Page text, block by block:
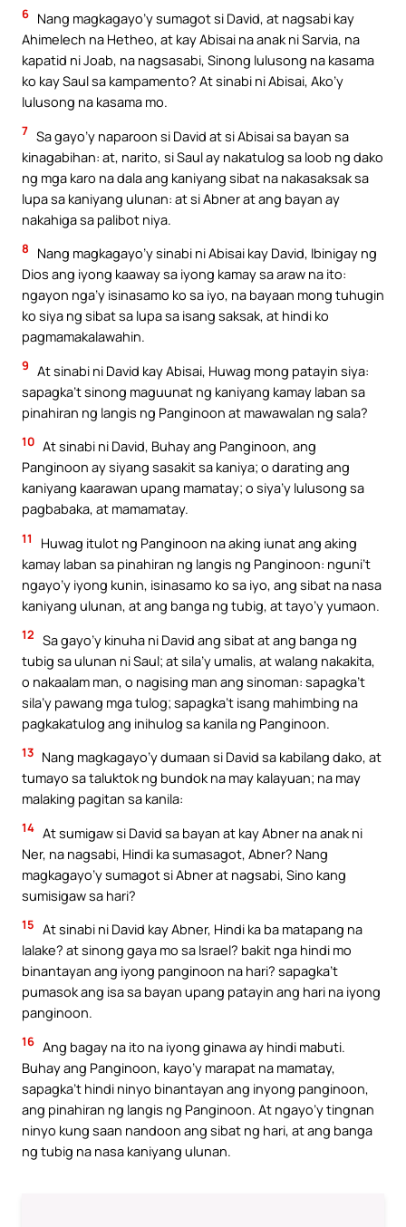
6 Nang magkagayo’y sumagot si David, at nagsabi kay
Ahimelech na Hetheo, at kay Abisai na anak ni Sarvia, na
kapatid ni Joab, na nagsasabi, Sinong lulusong na kasama
ko kay Saul sa kampamento? At sinabi ni Abisai, Ako’y
lulusong na kasama mo.
7 Sa gayo’y naparoon si David at si Abisai sa bayan sa
kinagabihan: at, narito, si Saul ay nakatulog sa loob ng dako
ng mga karo na dala ang kaniyang sibat na nakasaksak sa
lupa sa kaniyang ulunan: at si Abner at ang bayan ay
nakahiga sa palibot niya.
8
Nang magkagayo’y sinabi ni Abisai kay David, Ibinigay ng
Dios ang iyong kaaway sa iyong kamay sa araw na ito:
ngayon nga’y isinasamo ko sa iyo, na bayaan mong tuhugin
ko siya ng sibat sa lupa sa isang saksak, at hindi ko
pagmamakalawahin.
9 At sinabi ni David kay Abisai, Huwag mong patayin siya:
sapagka’t sinong maguunat ng kaniyang kamay laban sa
pinahiran ng langis ng Panginoon at mawawalan ng sala?
10 At sinabi ni David, Buhay ang Panginoon, ang
Panginoon ay siyang sasakit sa kaniya; o darating ang
kaniyang kaarawan upang mamatay; o siya’y lulusong sa
pagbabaka, at mamamatay.
11
Huwag itulot ng Panginoon na aking iunat ang aking
kamay laban sa pinahiran ng langis ng Panginoon: nguni’t
ngayo’y iyong kunin, isinasamo ko sa iyo, ang sibat na nasa
kaniyang ulunan, at ang banga ng tubig, at tayo’y yumaon.
12 Sa gayo’y kinuha ni David ang sibat at ang banga ng
tubig sa ulunan ni Saul; at sila’y umalis, at walang nakakita,
o nakaalam man, o nagising man ang sinoman: sapagka’t
sila’y pawang mga tulog; sapagka’t isang mahimbing na
pagkakatulog ang inihulog sa kanila ng Panginoon.
13 Nang magkagayo’y dumaan si David sa kabilang dako, at
tumayo sa taluktok ng bundok na may kalayuan; na may
malaking pagitan sa kanila:
14 At sumigaw si David sa bayan at kay Abner na anak ni
Ner, na nagsabi, Hindi ka sumasagot, Abner? Nang
magkagayo’y sumagot si Abner at nagsabi, Sino kang
sumisigaw sa hari?
15 At sinabi ni David kay Abner, Hindi ka ba matapang na
lalake? at sinong gaya mo sa Israel? bakit nga hindi mo
binantayan ang iyong panginoon na hari? sapagka’t
pumasok ang isa sa bayan upang patayin ang hari na iyong
panginoon.
16 Ang bagay na ito na iyong ginawa ay hindi mabuti.
Buhay ang Panginoon, kayo’y marapat na mamatay,
sapagka’t hindi ninyo binantayan ang inyong panginoon,
ang pinahiran ng langis ng Panginoon. At ngayo’y tingnan
ninyo kung saan nandoon ang sibat ng hari, at ang banga
ng tubig na nasa kaniyang ulunan.